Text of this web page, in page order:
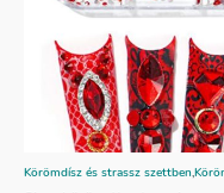
Körömdísz és strassz szettben,